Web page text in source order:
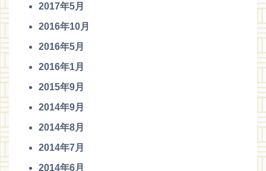
2017年5月
2016年10月
2016年5月
2016年1月
2015年9月
2014年9月
2014年8月
2014年7月
2014年6月